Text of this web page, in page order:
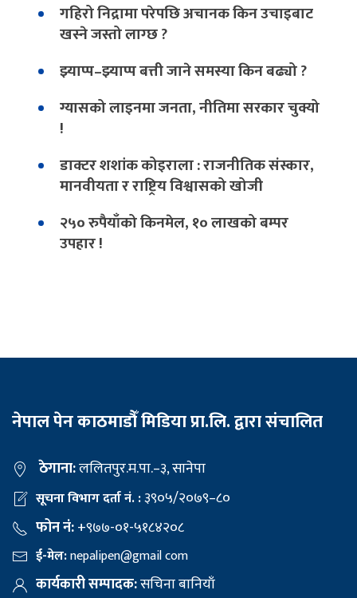
गहिरो निद्रामा परेपछि अचानक किन उचाइबाट
खस्ने जस्तो लाग्छ ?
झ्याप्प–झ्याप्प बत्ती जाने समस्या किन बढ्यो ?
ग्यासको लाइनमा जनता, नीतिमा सरकार चुक्यो
!
डाक्टर शशांक कोइराला : राजनीतिक संस्कार,
मानवीयता र राष्ट्रिय विश्वासको खोजी
२५० रुपैयाँको किनमेल, १० लाखको बम्पर
उपहार !
नेपाल पेन काठमाडौँ मिडिया प्रा.लि. द्वारा संचालित
ठेगाना:ललितपुर.म.पा.–३, सानेपा
सूचना विभाग दर्ता नं. :३९०५/२०७९–८०
फोन नं:+९७७-०१-५१८४२०८
ई-मेल:nepalipen@gmail com
कार्यकारी सम्पादक:सचिना बानियाँ